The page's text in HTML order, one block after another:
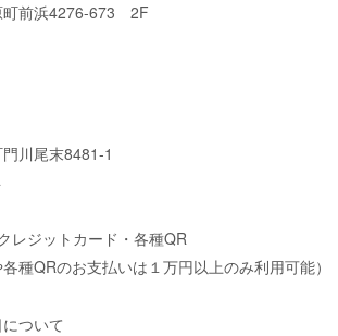
町前浜4276-673 2F
川尾末8481-1
レジットカード・各種QR
種QRのお支払いは１万円以上のみ利用可能）
ついて